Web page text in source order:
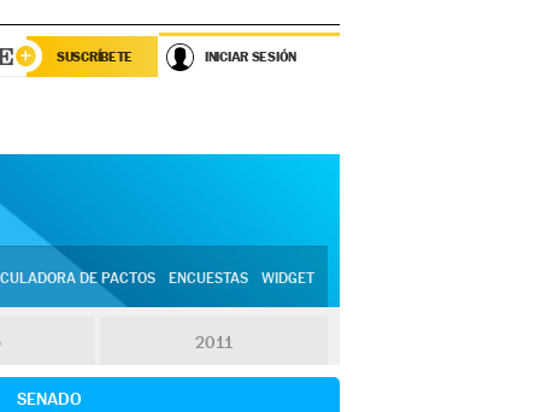
SUSCRÍBETE INICIAR SESIÓN
DE PACTOS ENCUESTAS WIDGET
2011
SENADO